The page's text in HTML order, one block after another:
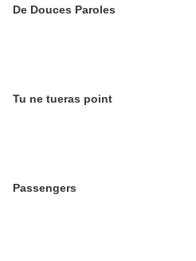
De Douces Paroles
Tu ne tueras point
Passengers